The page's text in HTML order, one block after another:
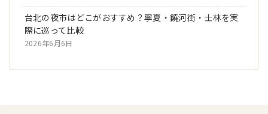
台北の夜市はどこがおすすめ？寧夏・饒河街・士林を実
際に巡って比較
2026年6月6日